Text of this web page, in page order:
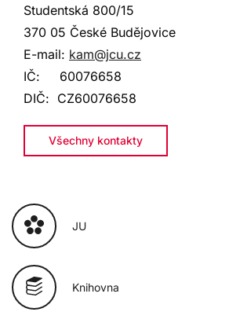
Studentská 800/15
370 05 České Budějovice
E-mail: kam@jcu.cz
IČ: 60076658
DIČ: CZ60076658
Všechny kontakty
JU
Knihovna